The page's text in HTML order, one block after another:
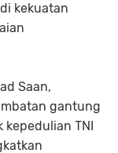
kekuatan
Saan,
gantung
TNI